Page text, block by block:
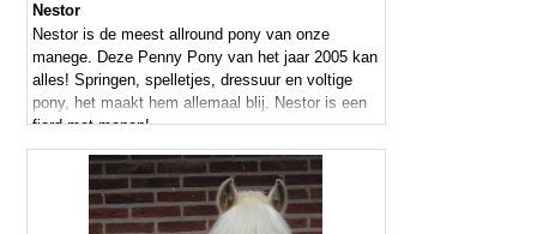
Nestor
Nestor is de meest allround pony van onze
manege. Deze Penny Pony van het jaar 2005 kan
alles! Springen, spelletjes, dressuur en voltige
pony, het maakt hem allemaal blij. Nestor is een
fjord met manen!